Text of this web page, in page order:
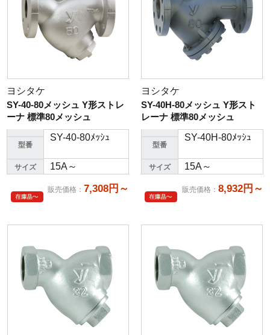
ヨシタケ
SY-40-80メッシュ Y形ストレ
ーナ 標準80メッシュ
型番
SY-40-80ﾒｯｼｭ
サイズ 15A～
販売価格 ： 7,308円～
ヨシタケ
SY-40H-80メッシュ Y形スト
レーナ 標準80メッシュ
型番
SY-40H-80ﾒｯｼｭ
サイズ 15A～
販売価格 ： 8,932円～